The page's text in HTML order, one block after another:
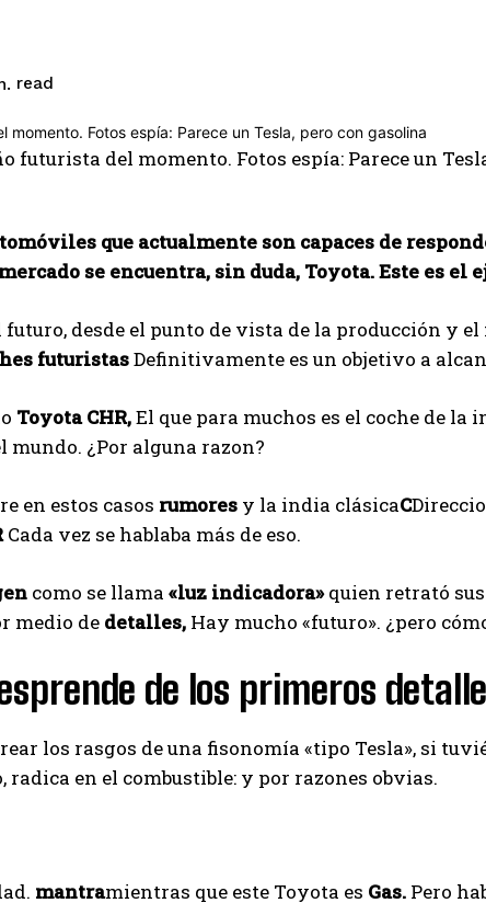
read
que actualmente son capaces de
se encuentra, sin duda, Toyota. Este es el
futuro, desde el punto de vista de la producción y el
futuristasDefinitivamente es un objetivo a
Toyota CHR,El que para muchos es el coche de la
mundo. ¿Por alguna razon?
en estos casos rumores y la india clásicaC
Cada vez se hablaba más de eso.
como se llama «luz indicadora»quien retrató
medio de detalles, Hay mucho «futuro». ¿pero
de los primeros
los rasgos de una fisonomía «tipo Tesla», si
en el combustible: y por razones obvias.
mantramientras que este Toyota es Gas. Pero